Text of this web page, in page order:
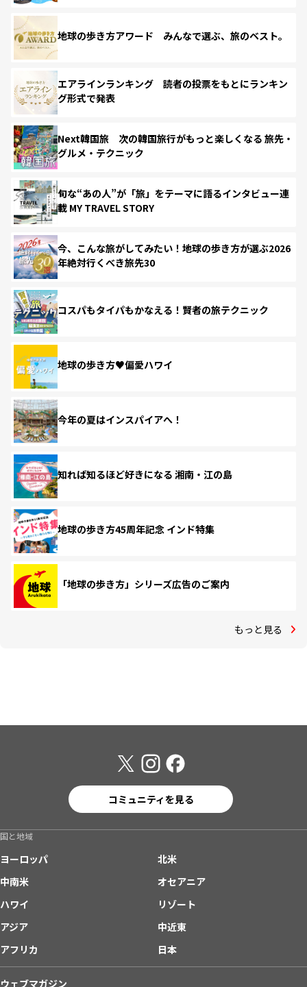
地球の歩き方アワード みんなで選ぶ、旅のベスト。
エアラインランキング 読者の投票をもとにランキン
グ形式で発表
Next韓国旅 次の韓国旅行がもっと楽しくなる 旅先・
グルメ・テクニック
旬な“あの人”が「旅」をテーマに語るインタビュー連
載 MY TRAVEL STORY
今、こんな旅がしてみたい！地球の歩き方が選ぶ2026
年絶対行くべき旅先30
コスパもタイパもかなえる！賢者の旅テクニック
地球の歩き方♥偏愛ハワイ
今年の夏はインスパイアへ！
知れば知るほど好きになる 湘南・江の島
地球の歩き方45周年記念 インド特集
「地球の歩き方」シリーズ広告のご案内
もっと見る
コミュニティを見る
国と地域
ヨーロッパ
北米
中南米
オセアニア
ハワイ
リゾート
アジア
中近東
アフリカ
日本
ウェブマガジン